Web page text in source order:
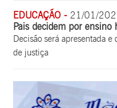
EDUCAÇÃO - 21/01/
Pais decidem por
Decisão será apresentada
de justiça